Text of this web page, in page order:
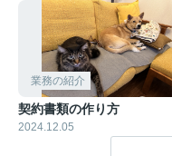
業務の紹介
契約書類の作り方
2024.12.05